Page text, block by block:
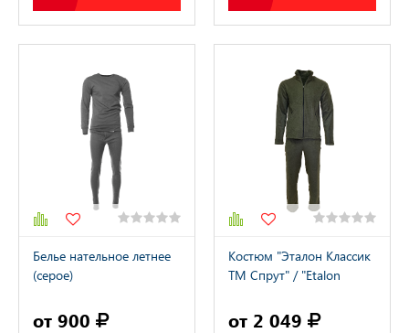
Белье нательное летнее
(серое)
от 900
Костюм "Эталон Классик
ТМ Спрут" / "Etalon
от 2 049